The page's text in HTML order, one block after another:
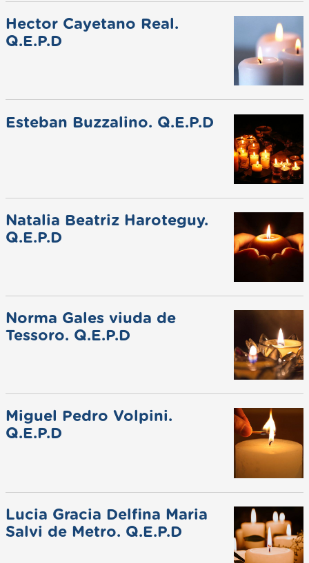
Hector Cayetano Real.
Q.E.P.D
Esteban Buzzalino. Q.E.P.D
Natalia Beatriz Haroteguy.
Q.E.P.D
Norma Gales viuda de
Tessoro. Q.E.P.D
Miguel Pedro Volpini.
Q.E.P.D
Lucia Gracia Delfina Maria
Salvi de Metro. Q.E.P.D